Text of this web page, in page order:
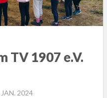
TV 1907 e.V.
JAN. 2024